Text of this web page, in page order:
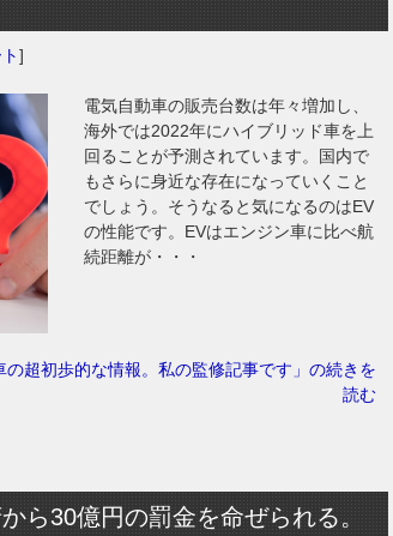
]
電気自動車の販売台数は年々増加し、
海外では2022年にハイブリッド車を上
回ることが予測されています。国内で
もさらに身近な存在になっていくこと
でしょう。そうなると気になるのはEV
の性能です。EVはエンジン車に比べ航
続距離が・・・
の超初歩的な情報。私の監修記事です」の続きを
読む
ら30億円の罰金を命ぜられる。